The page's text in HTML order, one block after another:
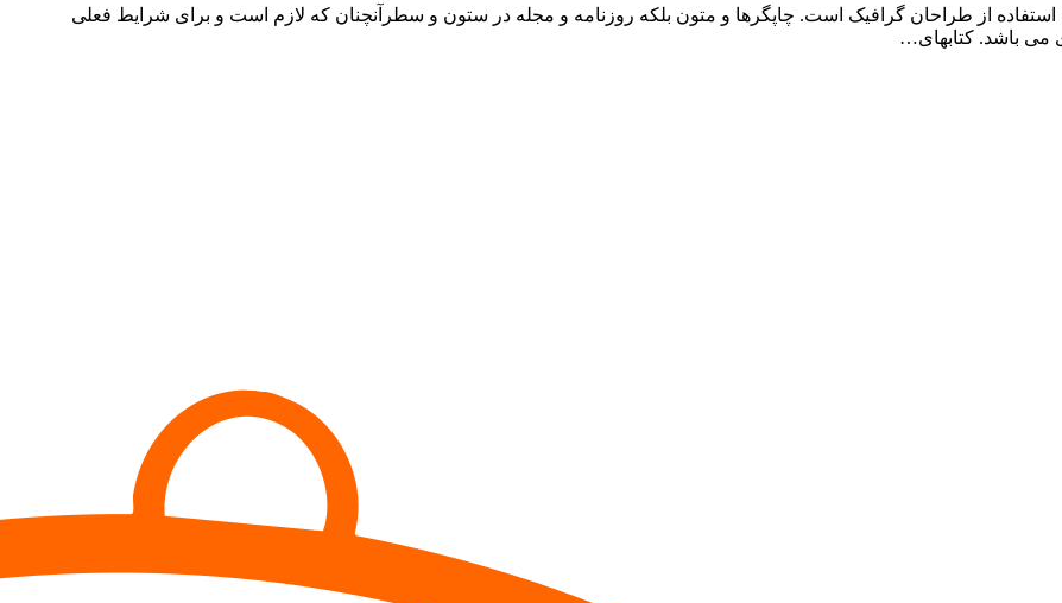
از طراحان گرافیک است. چاپگرها و متون بلکه روزنامه و مجله در ستون و سطرآنچنان که لازم است و برای شرایط فعلی
می باشد. کتابهای…